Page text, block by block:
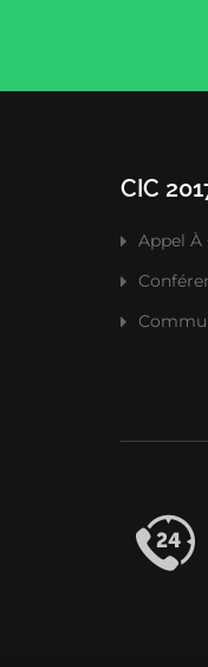
CIC
Appel